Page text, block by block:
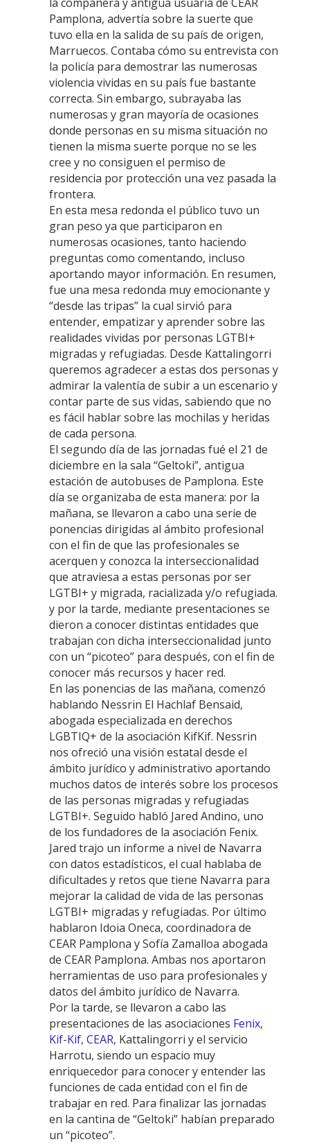
Pamplona, advertía sobre la suerte que
tuvo ella en la salida de su país de origen,
Marruecos. Contaba cómo su entrevista con
la policía para demostrar las numerosas
violencia vividas en su país fue bastante
correcta. Sin embargo, subrayaba las
numerosas y gran mayoría de ocasiones
donde personas en su misma situación no
tienen la misma suerte porque no se les
cree y no consiguen el permiso de
residencia por protección una vez pasada la
frontera.
En esta mesa redonda el público tuvo un
gran peso ya que participaron en
numerosas ocasiones, tanto haciendo
preguntas como comentando, incluso
aportando mayor información. En resumen,
fue una mesa redonda muy emocionante y
“desde las tripas” la cual sirvió para
entender, empatizar y aprender sobre las
realidades vividas por personas LGTBI+
migradas y refugiadas. Desde Kattalingorri
queremos agradecer a estas dos personas y
admirar la valentía de subir a un escenario y
contar parte de sus vidas, sabiendo que no
es fácil hablar sobre las mochilas y heridas
de cada persona.
El segundo día de las jornadas fué el 21 de
diciembre en la sala “Geltoki”, antigua
estación de autobuses de Pamplona. Este
día se organizaba de esta manera: por la
mañana, se llevaron a cabo una serie de
ponencias dirigidas al ámbito profesional
con el fin de que las profesionales se
acerquen y conozca la interseccionalidad
que atraviesa a estas personas por ser
LGTBI+ y migrada, racializada y/o refugiada.
y por la tarde, mediante presentaciones se
dieron a conocer distintas entidades que
trabajan con dicha interseccionalidad junto
con un “picoteo” para después, con el fin de
conocer más recursos y hacer red.
En las ponencias de las mañana, comenzó
hablando Nessrin El Hachlaf Bensaid,
abogada especializada en derechos
LGBTIQ+ de la asociación KifKif. Nessrin
nos ofreció una visión estatal desde el
ámbito jurídico y administrativo aportando
muchos datos de interés sobre los procesos
de las personas migradas y refugiadas
LGTBI+. Seguido habló Jared Andino, uno
de los fundadores de la asociación Fenix.
Jared trajo un informe a nivel de Navarra
con datos estadísticos, el cual hablaba de
dificultades y retos que tiene Navarra para
mejorar la calidad de vida de las personas
LGTBI+ migradas y refugiadas. Por último
hablaron Idoia Oneca, coordinadora de
CEAR Pamplona y Sofía Zamalloa abogada
de CEAR Pamplona. Ambas nos aportaron
herramientas de uso para profesionales y
datos del ámbito jurídico de Navarra.
Por la tarde, se llevaron a cabo las
presentaciones de las asociaciones Fenix,
Kif-Kif, CEAR, Kattalingorri y el servicio
Harrotu, siendo un espacio muy
enriquecedor para conocer y entender las
funciones de cada entidad con el fin de
trabajar en red. Para finalizar las jornadas
en la cantina de “Geltoki” habían preparado
un “picoteo”.